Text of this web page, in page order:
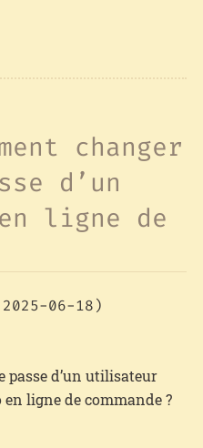
changer
d’un
ligne de
06-18)
passe d’un utilisateur
ligne de commande ?